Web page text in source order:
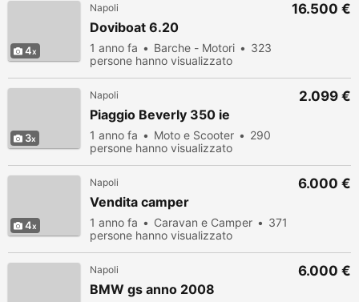
4
Napoli
Doviboat 6.20
1 anno fa Barche - Motori
323
persone hanno visualizzato
16.500 €
3
Napoli
Piaggio Beverly 350 ie
1 anno fa Moto e Scooter
290
persone hanno visualizzato
2.099 €
4
Napoli
Vendita camper
1 anno fa Caravan e Camper
371
persone hanno visualizzato
6.000 €
Napoli
BMW gs anno 2008
6.000 €